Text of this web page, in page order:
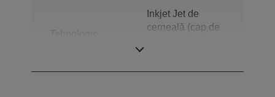
Inkjet Jet de
cerneală (cap de